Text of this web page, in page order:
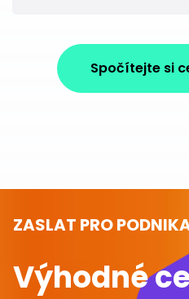
Spočítejte si
ZASLAT PRO
Výhodné